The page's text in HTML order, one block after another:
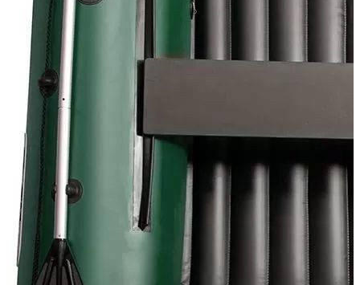
Нет в наличии
Сообщить о наличии
Способы оплаты
Наличными курьеру
Квитанцией
в любом банке